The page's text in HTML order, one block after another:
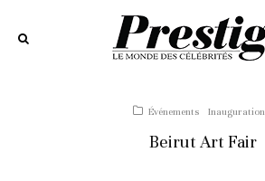
Événements Inauguration
Beirut Art Fair